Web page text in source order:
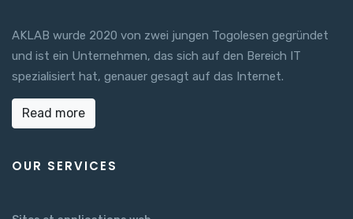
AKLAB wurde 2020 von zwei jungen Togolesen gegründet
und ist ein Unternehmen, das sich auf den Bereich IT
spezialisiert hat, genauer gesagt auf das Internet.
Read more
OUR SERVICES